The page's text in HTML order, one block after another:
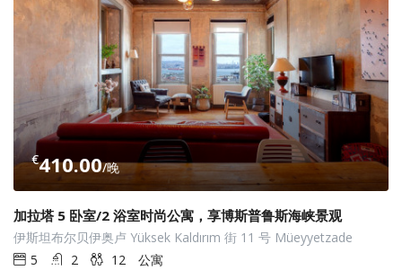
€410.00/晚
加拉塔 5 卧室/2 浴室时尚公寓，享博斯普鲁斯海峡景观
伊斯坦布尔贝伊奥卢 Yüksek Kaldırım 街 11 号 Müeyyetzade
5
2 12 公寓